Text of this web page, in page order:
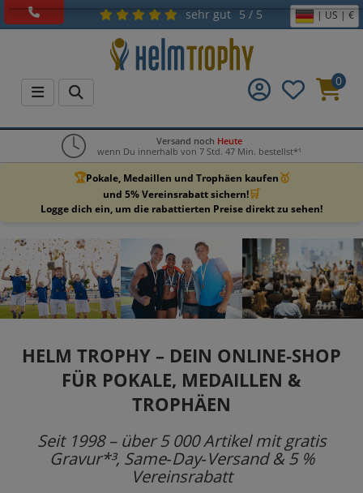
sehr gut 5 / 5 | US | €
0
Versand noch Heute
wenn Du innerhalb von 7 Std. 47 Min. bestellst*¹
🏆Pokale, Medaillen und Trophäen kaufen🥇
und 5% Vereinsrabatt sichern!🛒
Logge dich ein, um die rabattierten Preise direkt zu sehen!
HELM TROPHY – DEIN ONLINE‑SHOP
FÜR POKALE, MEDAILLEN &
TROPHÄEN
Seit 1998 – über 5 000 Artikel mit gratis
Gravur*³, Same‑Day‑Versand & 5 %
Vereinsrabatt